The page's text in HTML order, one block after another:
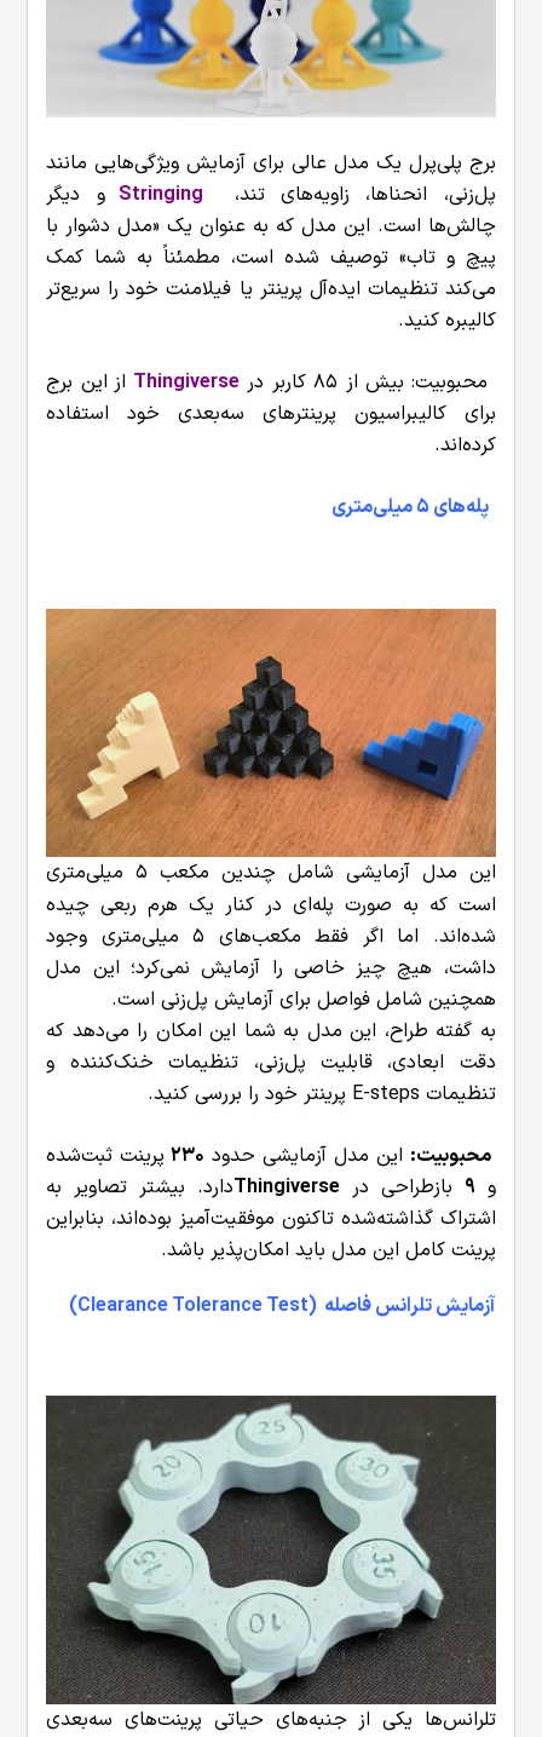
برج پلی‌پرل یک مدل عالی برای آزمایش ویژگی‌هایی مانند
پل‌زنی، انحناها، زاویه‌های تند، Stringing و دیگر
چالش‌ها است. این مدل که به عنوان یک «مدل دشوار با
پیچ و تاب» توصیف شده است، مطمئناً به شما کمک
می‌کند تنظیمات ایده‌آل پرینتر یا فیلامنت خود را سریع‌تر
کالیبره کنید.
محبوبیت: بیش از 85 کاربر در Thingiverse از این برج
برای کالیبراسیون پرینترهای سه‌بعدی خود استفاده
کرده‌اند.
پله‌های 5 میلی‌متری
این مدل آزمایشی شامل چندین مکعب 5 میلی‌متری
است که به صورت پله‌ای در کنار یک هرم ربعی چیده
شده‌اند. اما اگر فقط مکعب‌های 5 میلی‌متری وجود
داشت، هیچ چیز خاصی را آزمایش نمی‌کرد؛ این مدل
همچنین شامل فواصل برای آزمایش پل‌زنی است.
به گفته طراح، این مدل به شما این امکان را می‌دهد که
دقت ابعادی، قابلیت پل‌زنی، تنظیمات خنک‌کننده و
تنظیمات E-steps پرینتر خود را بررسی کنید.
محبوبیت: این مدل آزمایشی حدود 230پرینت ثبت‌شده
و 9 بازطراحی در Thingiverseدارد. بیشتر تصاویر به
اشتراک گذاشته‌شده تاکنون موفقیت‌آمیز بوده‌اند، بنابراین
پرینت کامل این مدل باید امکان‌پذیر باشد.
آزمایش تلرانس فاصله (Clearance Tolerance Test)
تلرانس‌ها یکی از جنبه‌های حیاتی پرینت‌های سه‌بعدی